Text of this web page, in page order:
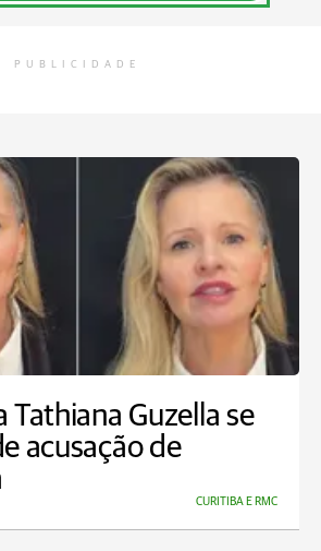
PUBLICIDADE
Tathiana Guzella se
acusação de
CURITIBA E RMC